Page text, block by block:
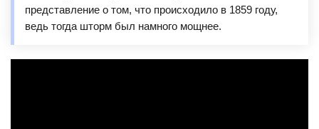
представление о том, что происходило в 1859 году,
ведь тогда шторм был намного мощнее.